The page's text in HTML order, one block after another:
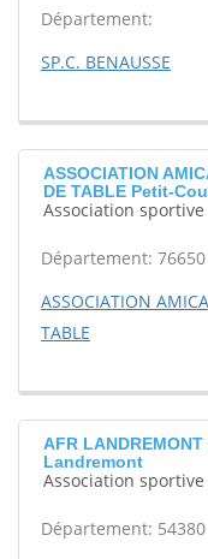
Département:
SP.C. BENAUSSE
ASSOCIATION
DE TABLE Petit-
Association sportive
Département: 76650
ASSOCIATION
TABLE
AFR
Landremont
Association sportive
Département: 54380